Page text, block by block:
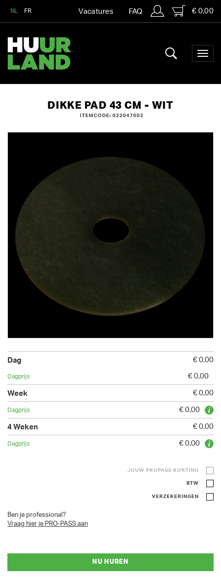
NL FR Vacatures FAQ € 0,00
DIKKE PAD 43 CM - WIT
ITEMCODE: 022047002
€ 0,00
€ 0,00
€ 0,00
€ 0,00
€ 0,00
€ 0,00
JOUW PROPASS KORTING
BTW
VERZEKERINGEN
Ben je professional?
Vraag hier je PRO-PASS aan
NU HUREN